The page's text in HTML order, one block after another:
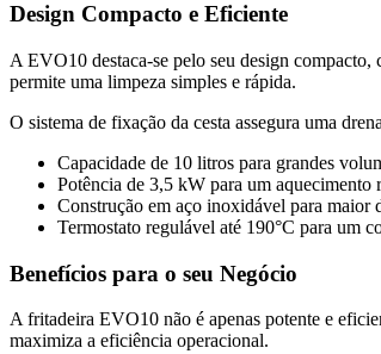
Design Compacto e Eficiente
A EVO10 destaca-se pelo seu design
permite uma limpeza simples e rápida.
O sistema de fixação da cesta assegura uma
Capacidade de 10 litros para grandes
Potência de 3,5 kW para um aquecimento
Construção em aço inoxidável para maior
Termostato regulável até 190°C para um
Benefícios para o seu Negócio
A fritadeira EVO10 não é apenas potente e
maximiza a eficiência operacional.